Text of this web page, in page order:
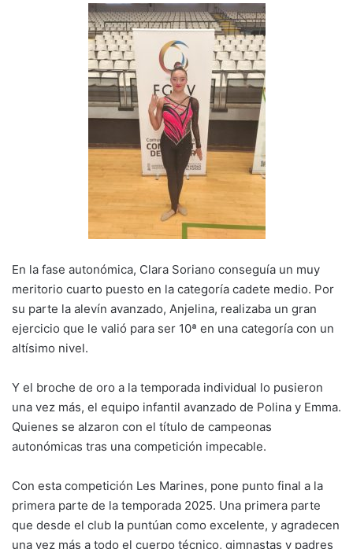
En la fase autonómica, Clara Soriano conseguía un muy
meritorio cuarto puesto en la categoría cadete medio. Por
su parte la alevín avanzado, Anjelina, realizaba un gran
ejercicio que le valió para ser 10ª en una categoría con un
altísimo nivel.
Y el broche de oro a la temporada individual lo pusieron
una vez más, el equipo infantil avanzado de Polina y Emma.
Quienes se alzaron con el título de campeonas
autonómicas tras una competición impecable.
Con esta competición Les Marines, pone punto final a la
primera parte de la temporada 2025. Una primera parte
que desde el club la puntúan como excelente, y agradecen
una vez más a todo el cuerpo técnico, gimnastas y padres